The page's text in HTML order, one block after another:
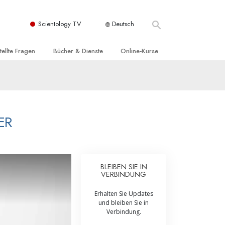
Scientology TV Deutsch
Fragen
der Scientology
Bücher & Dienste
Dienste
Online-Kurse
Beistände bei Krankheiten und
BLEIBEN SIE IN
VERBINDUNG
Erhalten Sie Updates
und bleiben Sie in
Verbindung.